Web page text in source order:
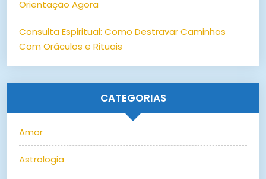
Orientação Agora
Consulta Espiritual: Como Destravar Caminhos
Com Oráculos e Rituais
CATEGORIAS
Amor
Astrologia